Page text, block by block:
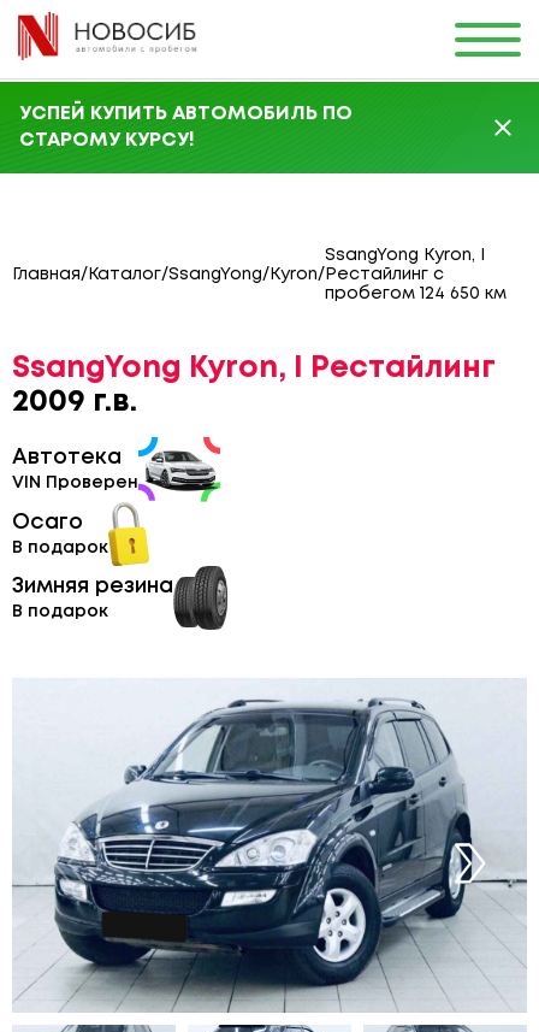
УСПЕЙ КУПИТЬ АВТОМОБИЛЬ ПО
СТАРОМУ КУРСУ!
Главная/ Каталог/SsangYong/ Kyron/
SsangYong Kyron, I
Рестайлинг с
пробегом 124 650 км
SsangYong Kyron, I Рестайлинг
2009 г.в.
Автотека
VIN Проверен
Осаго
В подарок
Зимняя резина
В подарок